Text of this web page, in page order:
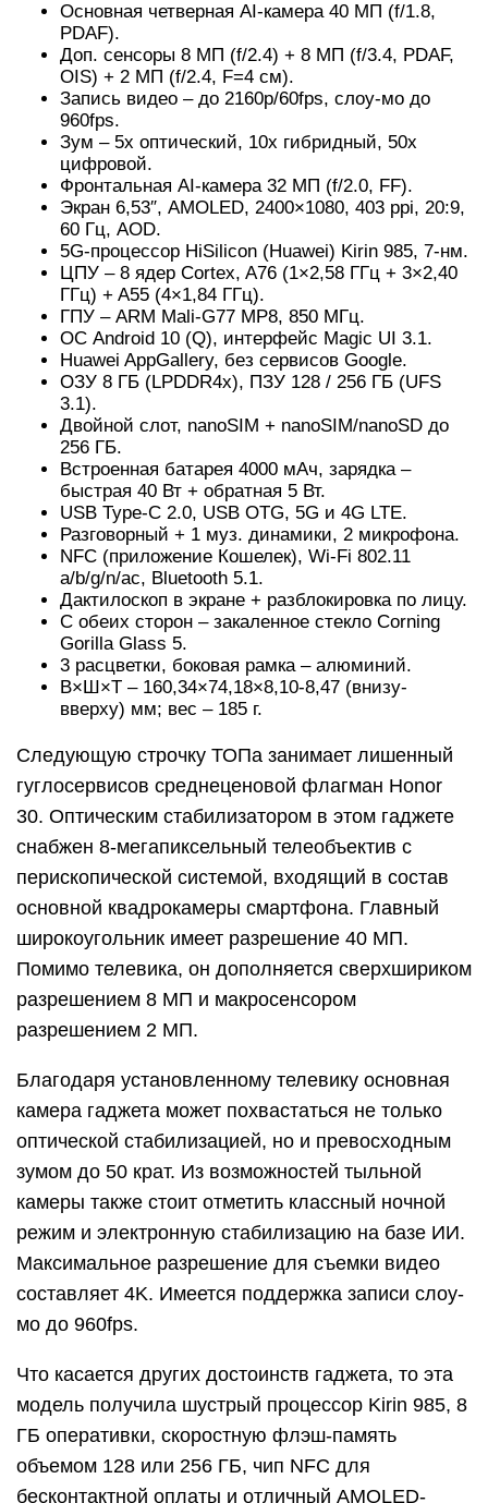
Основная четверная AI-камера 40 МП (f/1.8,
PDAF).
Доп. сенсоры 8 МП (f/2.4) + 8 МП (f/3.4, PDAF,
OIS) + 2 МП (f/2.4, F=4 см).
Запись видео – до 2160p/60fps, слоу-мо до
960fps.
Зум – 5х оптический, 10х гибридный, 50х
цифровой.
Фронтальная AI-камера 32 МП (f/2.0, FF).
Экран 6,53″, AMOLED, 2400×1080, 403 ppi, 20:9,
60 Гц, AOD.
5G-процессор HiSilicon (Huawei) Kirin 985, 7-нм.
ЦПУ – 8 ядер Cortex, A76 (1×2,58 ГГц + 3×2,40
ГГц) + A55 (4×1,84 ГГц).
ГПУ – ARM Mali-G77 MP8, 850 МГц.
ОС Android 10 (Q), интерфейс Magic UI 3.1.
Huawei AppGallery, без сервисов Google.
ОЗУ 8 ГБ (LPDDR4x), ПЗУ 128 / 256 ГБ (UFS
3.1).
Двойной слот, nanoSIM + nanoSIM/nanoSD до
256 ГБ.
Встроенная батарея 4000 мАч, зарядка –
быстрая 40 Вт + обратная 5 Вт.
USB Type-C 2.0, USB OTG, 5G и 4G LTE.
Разговорный + 1 муз. динамики, 2 микрофона.
NFC (приложение Кошелек), Wi-Fi 802.11
a/b/g/n/ac, Bluetooth 5.1.
Дактилоскоп в экране + разблокировка по лицу.
С обеих сторон – закаленное стекло Corning
Gorilla Glass 5.
3 расцветки, боковая рамка – алюминий.
В×Ш×Т – 160,34×74,18×8,10-8,47 (внизу-
вверху) мм; вес – 185 г.
Следующую строчку ТОПа занимает лишенный
гуглосервисов среднеценовой флагман Honor
30. Оптическим стабилизатором в этом гаджете
снабжен 8-мегапиксельный телеобъектив с
перископической системой, входящий в состав
основной квадрокамеры смартфона. Главный
широкоугольник имеет разрешение 40 МП.
Помимо телевика, он дополняется сверхшириком
разрешением 8 МП и макросенсором
разрешением 2 МП.
Благодаря установленному телевику основная
камера гаджета может похвастаться не только
оптической стабилизацией, но и превосходным
зумом до 50 крат. Из возможностей тыльной
камеры также стоит отметить классный ночной
режим и электронную стабилизацию на базе ИИ.
Максимальное разрешение для съемки видео
составляет 4K. Имеется поддержка записи слоу-
мо до 960fps.
Что касается других достоинств гаджета, то эта
модель получила шустрый процессор Kirin 985, 8
ГБ оперативки, скоростную флэш-память
объемом 128 или 256 ГБ, чип NFC для
бесконтактной оплаты и отличный AMOLED-